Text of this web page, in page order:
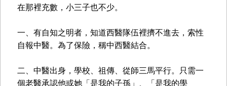
在那裡充數，小三子也不少。
一、有自知之明者，知道西醫隊伍裡擠不進去，索性
自報中醫。為了保險，稱中西醫結合。
二、中醫出身，學校、祖傳、從師三馬平行。只需一
個老醫承認他或她「是我的子孫」、「是我的學